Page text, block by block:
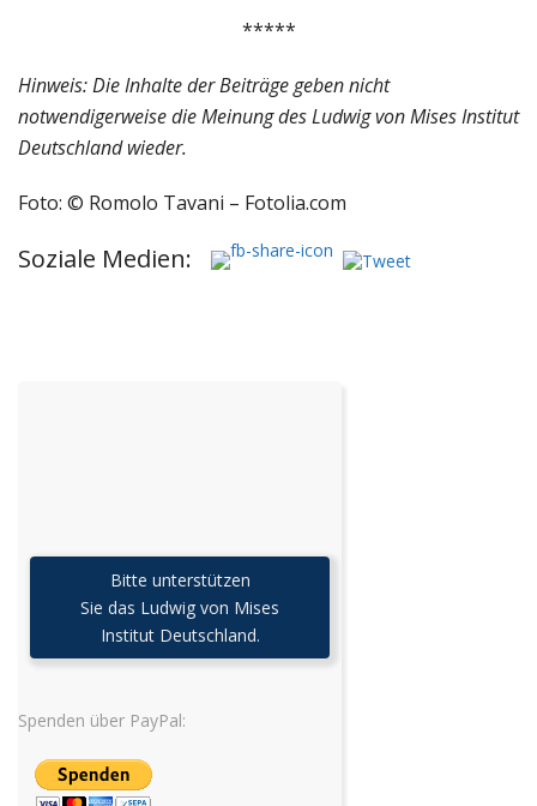
*****
Hinweis: Die Inhalte der Beiträge geben nicht
notwendigerweise die Meinung des Ludwig von Mises Institut
Deutschland wieder.
Foto: © Romolo Tavani – Fotolia.com
Soziale Medien:
Bitte unterstützen
Sie das Ludwig von Mises
Institut Deutschland.
Spenden über PayPal: